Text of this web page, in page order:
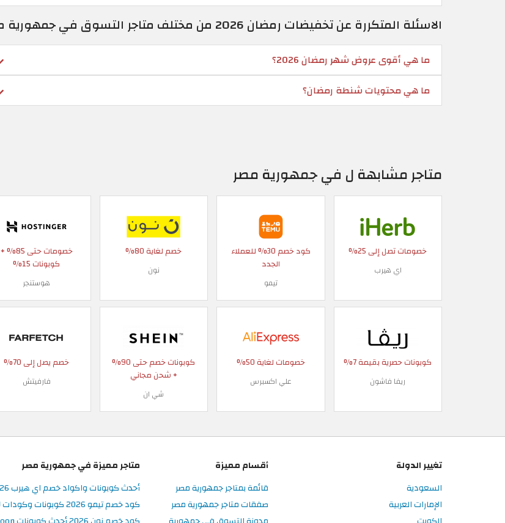
الاسئلة المتكررة عن تخفيضات رمضان 2026 من مختلف متاجر التسوق في جمهورية مصر
ما هي أقوى عروض شهر رمضان 2026؟
ما هي محتويات شنطة رمضان؟
متاجر مشابهة ل في جمهورية مصر
خصومات تصل إلى 25%
اي هيرب
كود خصم 30% للعملاء
الجدد
تيمو
خصم لغاية 80%
نون
خصومات حتى 85% +
كوبونات 15%
هوستنجر
كوبونات حصرية بقيمة 7%
ريفا فاشون
خصومات لغاية 50%
علي اكسبرس
كوبونات خصم حتى 90%
+ شحن مجاني
شي ان
خصم يصل إلى 70%
فارفيتش
تغيير الدولة
السعودية
الإمارات العربية
أقسام مميزة
قائمة بمتاجر جمهورية مصر
صفقات متاجر جمهورية مصر
متاجر مميزة في جمهورية مصر
أحدث كوبونات واكواد خصم اي هيرب 2026 حتى 25% في iHerb مصر
كود خصم تيمو 2026 كوبونات وكودات TEMU حتى 90% على الطلبات